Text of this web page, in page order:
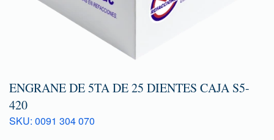
ENGRANE DE 5TA DE 25 DIENTES CAJA S5-
420
SKU: 0091 304 070